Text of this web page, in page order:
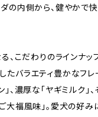
ダの内側から、健やかで
、こだわりのラインナッ
たバラエティ豊かなフレ
」、濃厚な「ヤギミルク
大福風味」。愛犬の好